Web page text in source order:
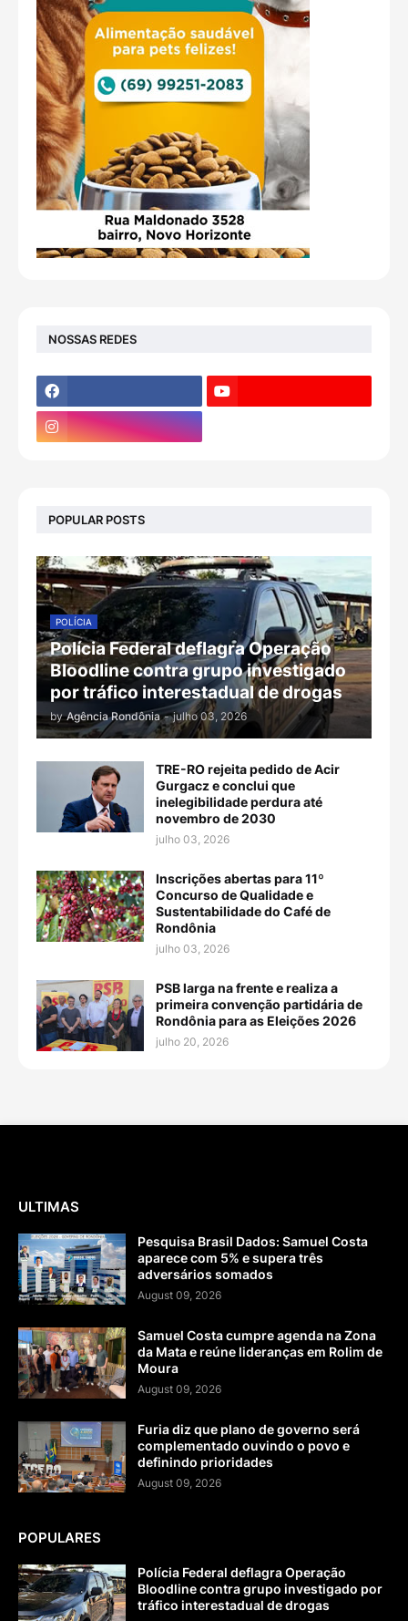
NOSSAS REDES
POPULAR POSTS
POLÍCIA
Polícia Federal deflagra Operação
Bloodline contra grupo investigado
por tráfico interestadual de drogas
by Agência Rondônia - julho 03, 2026
TRE-RO rejeita pedido de Acir
Gurgacz e conclui que
inelegibilidade perdura até
novembro de 2030
julho 03, 2026
Inscrições abertas para 11º
Concurso de Qualidade e
Sustentabilidade do Café de
Rondônia
julho 03, 2026
PSB larga na frente e realiza a
primeira convenção partidária de
Rondônia para as Eleições 2026
julho 20, 2026
ULTIMAS
Pesquisa Brasil Dados: Samuel Costa
aparece com 5% e supera três
adversários somados
August 09, 2026
Samuel Costa cumpre agenda na Zona
da Mata e reúne lideranças em Rolim de
Moura
August 09, 2026
Furia diz que plano de governo será
complementado ouvindo o povo e
definindo prioridades
August 09, 2026
POPULARES
Polícia Federal deflagra Operação
Bloodline contra grupo investigado por
tráfico interestadual de drogas